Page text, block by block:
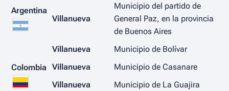
Argentina
Villanueva
Municipio del partido de
General Paz, en la provincia
de Buenos Aires
Colombia
Villanueva
Municipio de Bolívar
Villanueva
Municipio de Casanare
Villanueva
Municipio de La Guajira